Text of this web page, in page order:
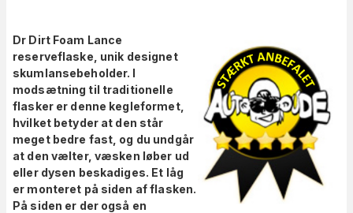
Dr Dirt Foam Lance
reserveflaske, unik designet
skumlansebeholder. I
modsætning til traditionelle
flasker er denne kegleformet,
hvilket betyder at den står
meget bedre fast, og du undgår
at den vælter, væsken løber ud
eller dysen beskadiges. Et låg
er monteret på siden af ​​flasken.
På siden er der også en